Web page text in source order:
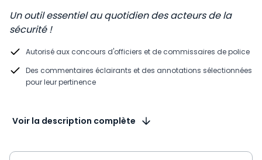
Un outil essentiel au quotidien des acteurs de la
sécurité !
Autorisé aux concours d'officiers et de commissaires de police
Des commentaires éclairants et des annotations sélectionnées
pour leur pertinence
Voir la description complète